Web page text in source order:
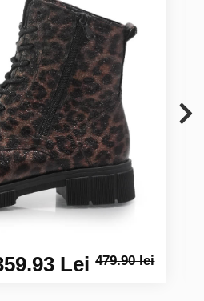
Lei479.90 lei